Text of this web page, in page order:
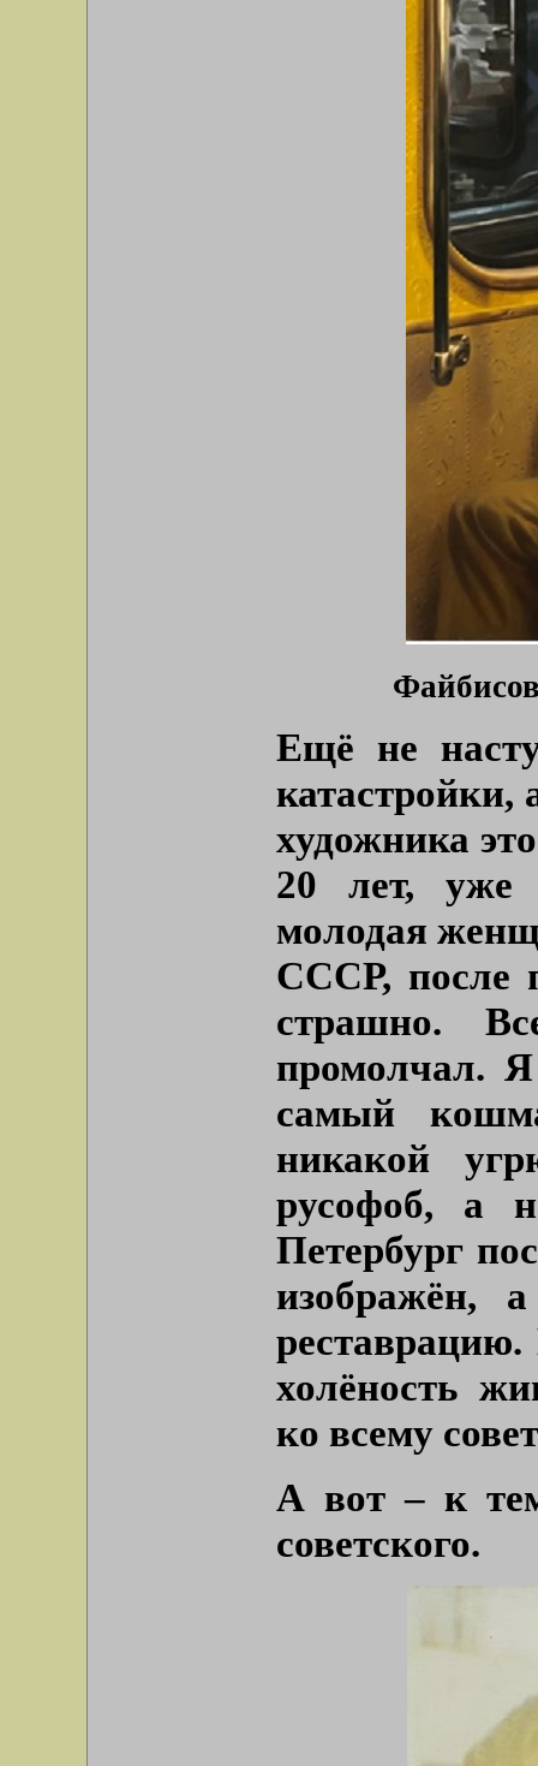
Ещё не
художника
20 лет, уже
молодая
СССР, после
страшно.
промолчал.
самый
никакой
русофоб, а
Петербург
изображён,
холёность
ко всему
А вот – к
советского.